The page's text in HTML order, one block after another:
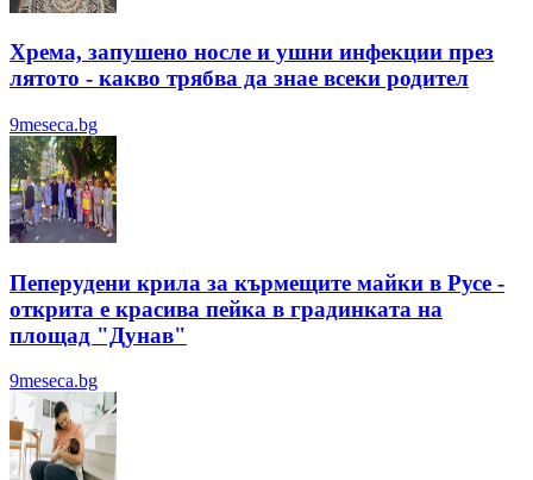
Хрема, запушено носле и ушни инфекции през
лятотo - какво трябва да знае всеки родител
9meseca.bg
Пеперудени крила за кърмещите майки в Русе -
открита е красива пейка в градинката на
площад "Дунав"
9meseca.bg